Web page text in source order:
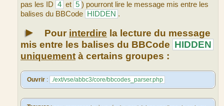
pas les ID 4 et 5 ) pourront lire le message mis entre les
balises du BBCode
HIDDEN .
► Pour interdire la lecture du message
mis entre les balises du BBCode HIDDEN
uniquement à certains groupes :
Ouvrir : ./ext/vse/abbc3/core/bbcodes_parser.php